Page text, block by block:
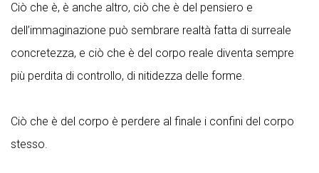
Ciò che è, è anche altro, ciò che è del pensiero e
dell’immaginazione può sembrare realtà fatta di surreale
concretezza, e ciò che è del corpo reale diventa sempre
più perdita di controllo, di nitidezza delle forme.
Ciò che è del corpo è perdere al finale i confini del corpo
stesso.